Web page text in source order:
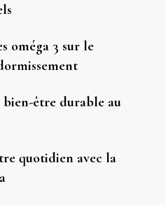
oméga 3 sur le
bien-être durable au
quotidien avec la